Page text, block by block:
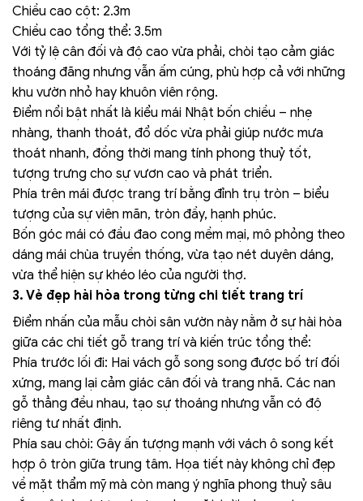
Chiều cao cột: 2.3m
Chiều cao tổng thể: 3.5m
Với tỷ lệ cân đối và độ cao vừa phải, chòi tạo cảm giác
thoáng đãng nhưng vẫn ấm cúng, phù hợp cả với những
khu vườn nhỏ hay khuôn viên rộng.
Điểm nổi bật nhất là kiểu mái Nhật bốn chiều – nhẹ
nhàng, thanh thoát, đổ dốc vừa phải giúp nước mưa
thoát nhanh, đồng thời mang tính phong thuỷ tốt,
tượng trưng cho sự vươn cao và phát triển.
Phía trên mái được trang trí bằng đỉnh trụ tròn – biểu
tượng của sự viên mãn, tròn đầy, hạnh phúc.
Bốn góc mái có đầu đao cong mềm mại, mô phỏng theo
dáng mái chùa truyền thống, vừa tạo nét duyên dáng,
vừa thể hiện sự khéo léo của người thợ.
3. Vẻ đẹp hài hòa trong từng chi tiết trang trí
Điểm nhấn của mẫu chòi sân vườn này nằm ở sự hài hòa
giữa các chi tiết gỗ trang trí và kiến trúc tổng thể:
Phía trước lối đi: Hai vách gỗ song song được bố trí đối
xứng, mang lại cảm giác cân đối và trang nhã. Các nan
gỗ thẳng đều nhau, tạo sự thoáng nhưng vẫn có độ
riêng tư nhất định.
Phía sau chòi: Gây ấn tượng mạnh với vách ô song kết
hợp ô tròn giữa trung tâm. Họa tiết này không chỉ đẹp
về mặt thẩm mỹ mà còn mang ý nghĩa phong thuỷ sâu